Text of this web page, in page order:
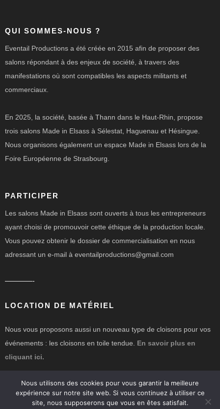
QUI SOMMES-NOUS ?
Eventail Productions a été créée en 2015 afin de proposer des
salons répondant à des enjeux de société, à travers des
manifestations où sont compatibles les aspects militants et
commerciaux.
En 2025, la société, basée à Thann dans le Haut-Rhin, propose
trois salons Made in Elsass à Sélestat, Haguenau et Hésingue.
Nous organisons également un espace Made in Elsass lors de la
Foire Européenne de Strasbourg.
PARTICIPER
Les salons Made in Elsass sont ouverts à tous les entrepreneurs
ayant choisi de promouvoir cette éthique de la production locale.
Vous pouvez obtenir le dossier de commercialisation en nous
adressant un e-mail à eventailproductions@gmail.com
————-
LOCATION DE MATÉRIEL
Nous vous proposons aussi un nouveau type de cloisons pour vos
événements : les cloisons en toile tendue. En savoir plus en
cliquant ici.
Nous utilisons des cookies pour vous garantir la meilleure
expérience sur notre site web. Si vous continuez à utiliser ce
site, nous supposerons que vous en êtes satisfait.